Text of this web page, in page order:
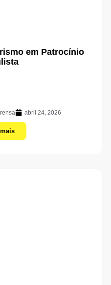
em Patrocínio
abril 24, 2026